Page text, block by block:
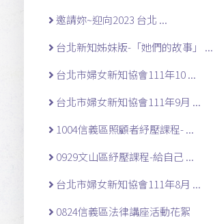
邀請妳~迎向2023 台北 ...
台北新知姊妹版-「她們的故事」 ...
台北市婦女新知協會111年10 ...
台北市婦女新知協會111年9月 ...
1004信義區照顧者紓壓課程- ...
0929文山區紓壓課程-給自己 ...
台北市婦女新知協會111年8月 ...
0824信義區法律講座活動花絮